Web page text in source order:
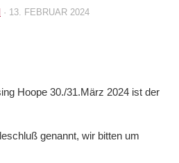
· 13. FEBRUAR 2024
Hoope 30./31.März 2024 ist der
genannt, wir bitten um